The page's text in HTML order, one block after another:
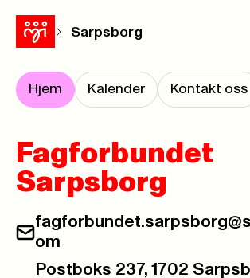
Sarpsborg
Hjem Kalender Kontakt oss
Fagforbundet
Sarpsborg
E-post:
om
Postboks 237, 1702